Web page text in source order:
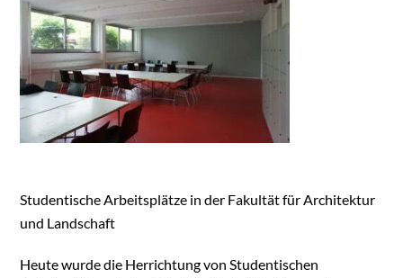
Studentische Arbeitsplätze in der Fakultät für Architektur
und Landschaft
Heute wurde die Herrichtung von Studentischen